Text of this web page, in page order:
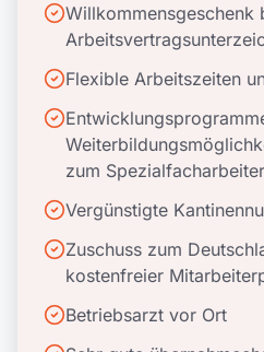
Willkommensgeschenk
Flexible Arbeitszeiten
zum Spezialfacharbeiter
Vergünstigte
Zuschuss zum
kostenfreier
Betriebsarzt vor Ort